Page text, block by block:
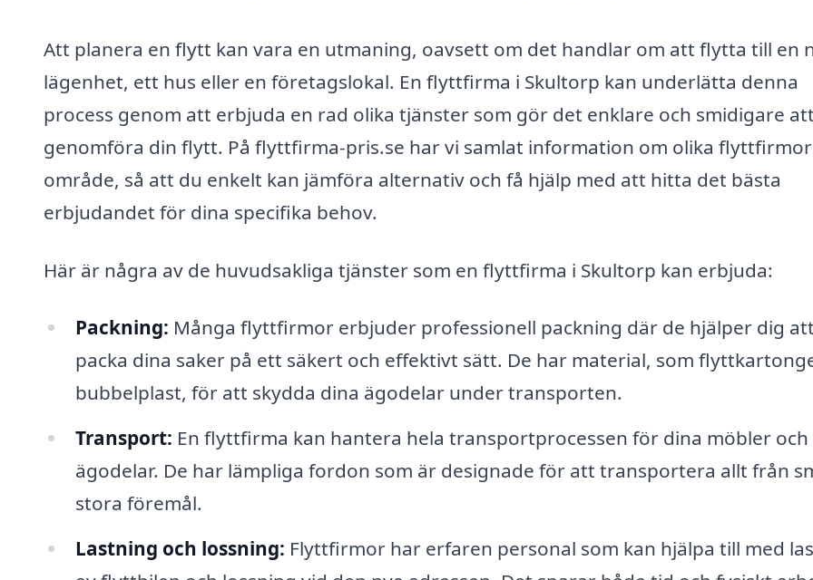
Att planera en flytt kan vara en utmaning, oavsett om det handlar om att flytta till en
lägenhet, ett hus eller en företagslokal. En flyttfirma i Skultorp kan underlätta denna
process genom att erbjuda en rad olika tjänster som gör det enklare och smidigare att
genomföra din flytt. På flyttfirma-pris.se har vi samlat information om olika
område, så att du enkelt kan jämföra alternativ och få hjälp med att hitta det bästa
erbjudandet för dina specifika behov.
Här är några av de huvudsakliga tjänster som en flyttfirma i Skultorp kan erbjuda:
Packning: Många flyttfirmor erbjuder professionell packning där de hjälper dig att
packa dina saker på ett säkert och effektivt sätt. De har material, som
bubbelplast, för att skydda dina ägodelar under transporten.
Transport: En flyttfirma kan hantera hela transportprocessen för dina möbler och
ägodelar. De har lämpliga fordon som är designade för att transportera allt från
stora föremål.
Lastning och lossning: Flyttfirmor har erfaren personal som kan hjälpa till med